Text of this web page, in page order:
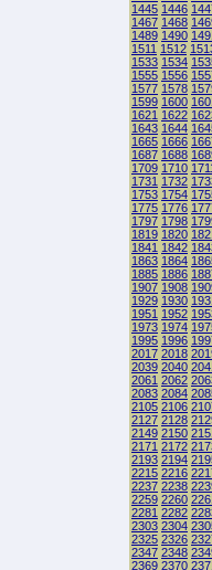
1445 1446
1467 1468
1489 1490
1511 1512
1533 1534
1555 1556
1577 1578
1599 1600
1621 1622
1643 1644
1665 1666
1687 1688
1709 1710
1731 1732
1753 1754
1775 1776
1797 1798
1819 1820
1841 1842
1863 1864
1885 1886
1907 1908
1929 1930
1951 1952
1973 1974
1995 1996
2017 2018
2039 2040
2061 2062
2083 2084
2105 2106
2127 2128
2149 2150
2171 2172
2193 2194
2215 2216
2237 2238
2259 2260
2281 2282
2303 2304
2325 2326
2347 2348
2369 2370